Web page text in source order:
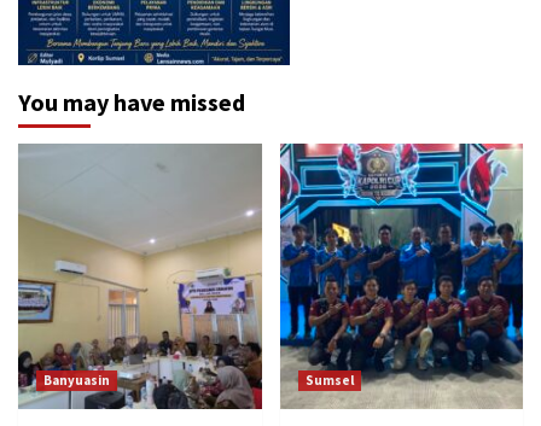
You may have missed
Banyuasin Sumsel